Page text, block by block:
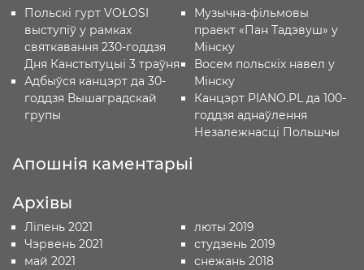
Польскі гурт VOŁOSI
выступіў у рамках
святкавання 230-годдзя
Дня Канстытуцыі 3 траўня
Адбыўся канцэрт да 30-
годдзя Вышаградскай
групы
Музычна-фільмовы
праект «Пан Тадэвуш» у
Мінску
Восем польскіх навел у
Мінску
Канцэрт PIANO.PL да 100-
годдзя аднаўлення
Незалежнасці Польшчы
Апошнія каментарыі
Архівы
Ліпень 2021
Чэрвень 2021
май 2021
люты 2019
студзень 2019
снежань 2018